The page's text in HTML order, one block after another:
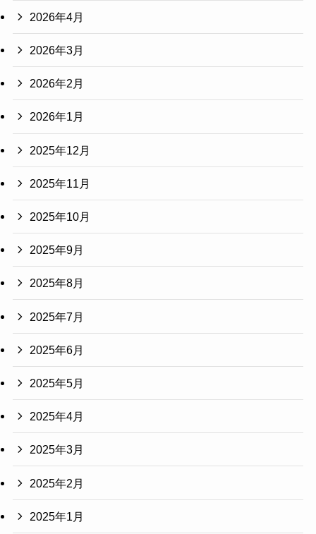
2026年4月
2026年3月
2026年2月
2026年1月
2025年12月
2025年11月
2025年10月
2025年9月
2025年8月
2025年7月
2025年6月
2025年5月
2025年4月
2025年3月
2025年2月
2025年1月